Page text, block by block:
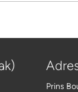
Prins